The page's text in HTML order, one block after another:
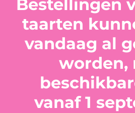
Bestellingen
taarten
vandaag al
worden,
vanaf 1